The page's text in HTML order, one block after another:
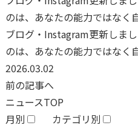
のは、あなたの能力ではなく
ブログ・Instagram更新しま
のは、あなたの能力ではなく
2026.03.02
前の記事へ
ニュースTOP
月別
カテゴリ別